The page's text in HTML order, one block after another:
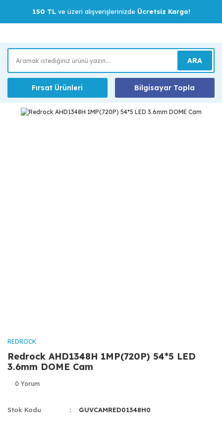
150 TLve üzeri alışverişlerinizde Ücretsiz Kargo!
ARA
Fırsat Ürünleri Bilgisayar Topla
REDROCK
Redrock AHD1348H 1MP(720P) 54*5 LED
3.6mm DOME Cam
0 Yorum
Stok Kodu GUVCAMRED01348H0